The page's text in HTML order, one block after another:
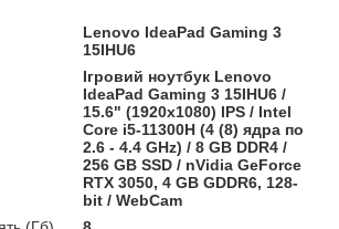
Lenovo IdeaPad Gaming 3
15IHU6
Ігровий ноутбук Lenovo
IdeaPad Gaming 3 15IHU6 /
15.6" (1920x1080) IPS / Intel
Core i5-11300H (4 (8) ядра по
2.6 - 4.4 GHz) / 8 GB DDR4 /
256 GB SSD / nVidia GeForce
RTX 3050, 4 GB GDDR6, 128-
bit / WebCam